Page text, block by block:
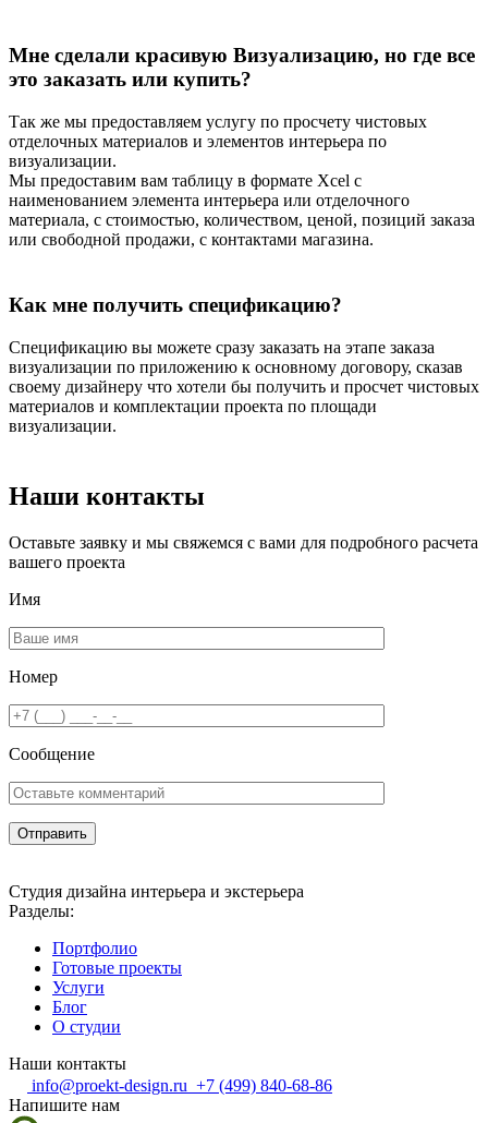
Мне сделали красивую Визуализацию, но где все
это заказать или купить?
Так же мы предоставляем услугу по просчету чистовых
отделочных материалов и элементов интерьера по
визуализации.
Мы предоставим вам таблицу в формате Xcel с
наименованием элемента интерьера или отделочного
материала, с стоимостью, количеством, ценой, позиций заказа
или свободной продажи, с контактами магазина.
Как мне получить спецификацию?
Спецификацию вы можете сразу заказать на этапе заказа
визуализации по приложению к основному договору, сказав
своему дизайнеру что хотели бы получить и просчет чистовых
материалов и комплектации проекта по площади
визуализации.
Наши контакты
Оставьте заявку и мы свяжемся с вами для подробного расчета
вашего проекта
Имя
Номер
Сообщение
Студия дизайна интерьера и экстерьера
Разделы:
Портфолио
Готовые проекты
Услуги
Блог
О студии
Наши контакты
info@proekt-design.ru +7 (499) 840-68-86
Напишите нам